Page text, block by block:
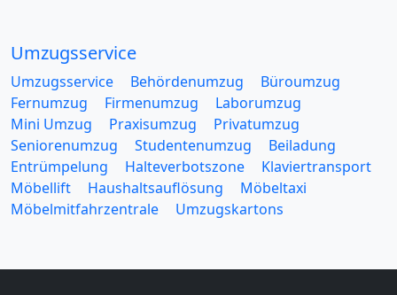
Umzugsservice
Umzugsservice Behördenumzug
Büroumzug
Fernumzug
Firmenumzug
Laborumzug
Mini Umzug
Praxisumzug
Privatumzug
Seniorenumzug
Studentenumzug
Beiladung
Entrümpelung
Halteverbotszone
Klaviertransport
Möbellift
Haushaltsauflösung
Möbeltaxi
Möbelmitfahrzentrale
Umzugskartons